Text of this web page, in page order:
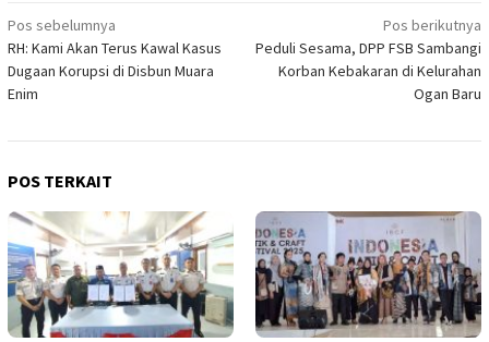
Navigasi
pos
Pos sebelumnya
RH: Kami Akan Terus Kawal Kasus
Dugaan Korupsi di Disbun Muara
Enim
Pos berikutnya
Peduli Sesama, DPP FSB Sambangi
Korban Kebakaran di Kelurahan
Ogan Baru
POS TERKAIT